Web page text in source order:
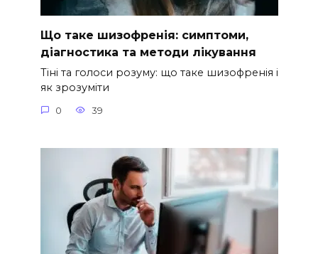
Що таке шизофренія: симптоми,
діагностика та методи лікування
Тіні та голоси розуму: що таке шизофренія і
як зрозуміти
0 39